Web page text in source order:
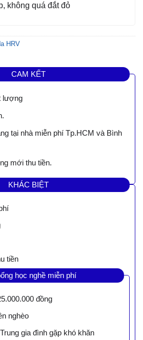
không quá đắt đỏ
HRV
CAM KẾT
lượng
tại nhà miễn phí Tp.HCM và Bình
mới thu tiền.
KHÁC BIỆT
tiền
học nghề miễn phí
đồng
nghèo
gia đình gặp khó khăn